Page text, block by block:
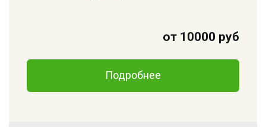
от 10000 руб
Подробнее